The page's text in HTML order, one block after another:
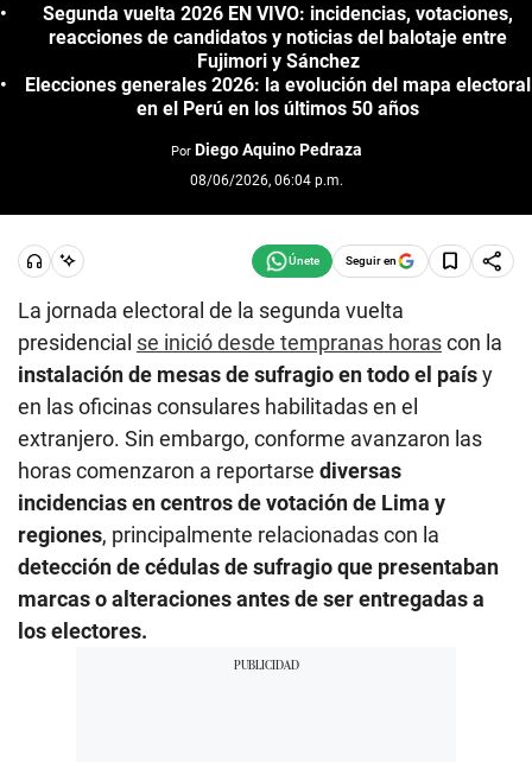
Segunda vuelta 2026 EN VIVO: incidencias, votaciones,
reacciones de candidatos y noticias del balotaje entre
Fujimori y Sánchez
Elecciones generales 2026: la evolución del mapa electoral
en el Perú en los últimos 50 años
Por Diego Aquino Pedraza
08/06/2026, 06:04 p.m.
Seguir en
La jornada electoral de la segunda vuelta
presidencial se inició desde tempranas horascon la
instalación de mesas de sufragio en todo el paísy
en las oficinas consulares habilitadas en el
extranjero. Sin embargo, conforme avanzaron las
horas comenzaron a reportarse diversas
incidencias en centros de votación de Lima y
regiones, principalmente relacionadas con la
detección de cédulas de sufragio que presentaban
marcas o alteraciones antes de ser entregadas a
los electores.